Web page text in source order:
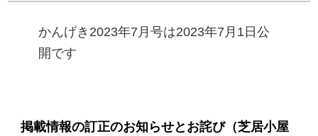
かんげき2023年7月号は2023年7月1日公
開です
掲載情報の訂正のお知らせとお詫び（芝居小屋